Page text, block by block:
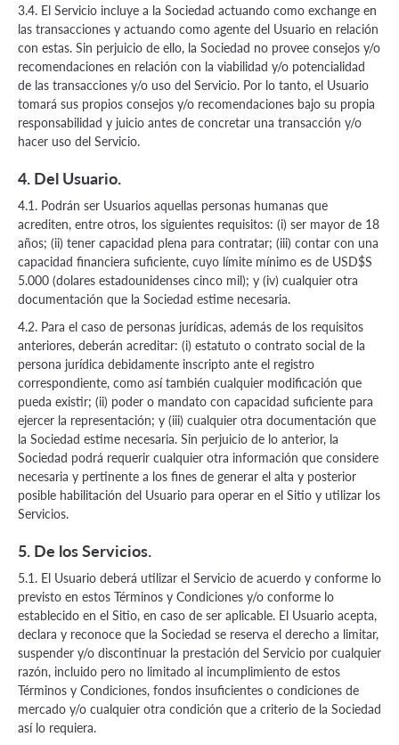
3.4. El Servicio incluye a la Sociedad actuando como exchange en
las transacciones y actuando como agente del Usuario en relación
con estas. Sin perjuicio de ello, la Sociedad no provee consejos y/o
recomendaciones en relación con la viabilidad y/o potencialidad
de las transacciones y/o uso del Servicio. Por lo tanto, el Usuario
tomará sus propios consejos y/o recomendaciones bajo su propia
responsabilidad y juicio antes de concretar una transacción y/o
hacer uso del Servicio.
4. Del Usuario.
4.1. Podrán ser Usuarios aquellas personas humanas que
acrediten, entre otros, los siguientes requisitos: (i) ser mayor de 18
años; (ii) tener capacidad plena para contratar; (iii) contar con una
capacidad financiera suficiente, cuyo límite mínimo es de USD$S
5.000 (dolares estadounidenses cinco mil); y (iv) cualquier otra
documentación que la Sociedad estime necesaria.
4.2. Para el caso de personas jurídicas, además de los requisitos
anteriores, deberán acreditar: (i) estatuto o contrato social de la
persona jurídica debidamente inscripto ante el registro
correspondiente, como así también cualquier modificación que
pueda existir; (ii) poder o mandato con capacidad suficiente para
ejercer la representación; y (iii) cualquier otra documentación que
la Sociedad estime necesaria. Sin perjuicio de lo anterior, la
Sociedad podrá requerir cualquier otra información que considere
necesaria y pertinente a los fines de generar el alta y posterior
posible habilitación del Usuario para operar en el Sitio y utilizar los
Servicios.
5. De los Servicios.
5.1. El Usuario deberá utilizar el Servicio de acuerdo y conforme lo
previsto en estos Términos y Condiciones y/o conforme lo
establecido en el Sitio, en caso de ser aplicable. El Usuario acepta,
declara y reconoce que la Sociedad se reserva el derecho a limitar,
suspender y/o discontinuar la prestación del Servicio por cualquier
razón, incluido pero no limitado al incumplimiento de estos
Términos y Condiciones, fondos insuficientes o condiciones de
mercado y/o cualquier otra condición que a criterio de la Sociedad
así lo requiera.